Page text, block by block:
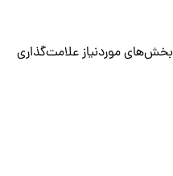
بخش‌های موردنیاز علامت‌گذاری